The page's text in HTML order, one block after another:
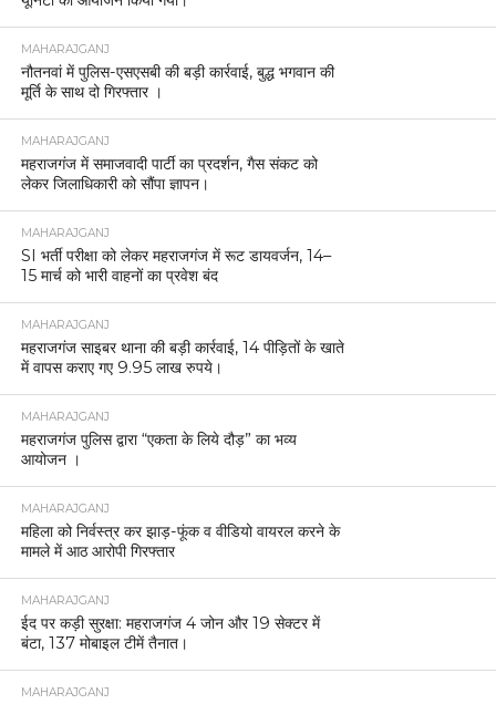
MAHARAJGANJ
नौतनवां में पुलिस-एसएसबी की बड़ी कार्रवाई, बुद्ध भगवान की
मूर्ति के साथ दो गिरफ्तार ।
MAHARAJGANJ
महराजगंज में समाजवादी पार्टी का प्रदर्शन, गैस संकट को
लेकर जिलाधिकारी को सौंपा ज्ञापन।
MAHARAJGANJ
SI भर्ती परीक्षा को लेकर महराजगंज में रूट डायवर्जन, 14–
15 मार्च को भारी वाहनों का प्रवेश बंद
MAHARAJGANJ
महराजगंज साइबर थाना की बड़ी कार्रवाई, 14 पीड़ितों के खाते
में वापस कराए गए 9.95 लाख रुपये।
MAHARAJGANJ
महराजगंज पुलिस द्वारा “एकता के लिये दौड़” का भव्य
आयोजन ।
MAHARAJGANJ
महिला को निर्वस्त्र कर झाड़-फूंक व वीडियो वायरल करने के
मामले में आठ आरोपी गिरफ्तार
MAHARAJGANJ
ईद पर कड़ी सुरक्षा: महराजगंज 4 जोन और 19 सेक्टर में
बंटा, 137 मोबाइल टीमें तैनात।
MAHARAJGANJ